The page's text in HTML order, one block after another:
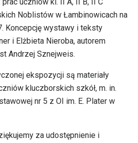
Noblistów w Łambinowicach na
Koncepcję wystawy i teksty
i Elżbieta Nieroba, autorem
Andrzej Sznejweis.
ekspozycji są materiały
kluczborskich szkół, m. in.
nr 5 z OI im. E. Plater w
za udostępnienie i